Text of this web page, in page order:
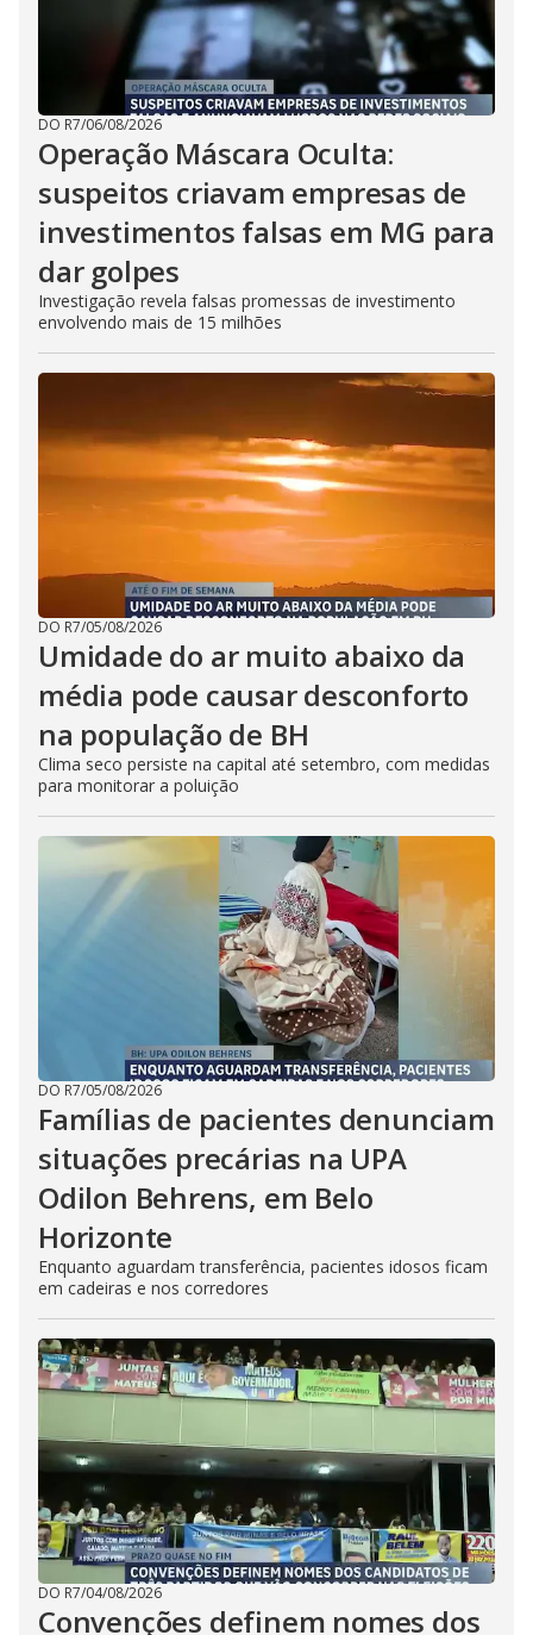
DO R7/06/08/2026
Operação Máscara Oculta:
suspeitos criavam empresas de
investimentos falsas em MG para
dar golpes
Investigação revela falsas promessas de investimento
envolvendo mais de 15 milhões
DO R7/05/08/2026
Umidade do ar muito abaixo da
média pode causar desconforto
na população de BH
Clima seco persiste na capital até setembro, com medidas
para monitorar a poluição
DO R7/05/08/2026
Famílias de pacientes denunciam
situações precárias na UPA
Odilon Behrens, em Belo
Horizonte
Enquanto aguardam transferência, pacientes idosos ficam
em cadeiras e nos corredores
DO R7/04/08/2026
Convenções definem nomes dos